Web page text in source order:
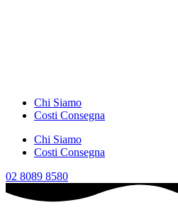
Chi Siamo
Costi Consegna
Chi Siamo
Costi Consegna
02 8089 8580